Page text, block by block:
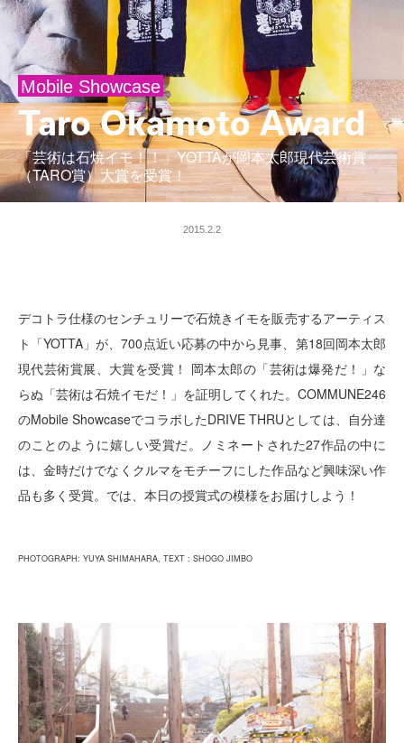
Mobile Showcase
Taro Okamoto Award
「芸術は石焼イモ！！」YOTTAが岡本太郎現代芸術賞
（TARO賞）大賞を受賞！
2015.2.2
デコトラ仕様のセンチュリーで石焼きイモを販売するアーティス
ト「YOTTA」が、700点近い応募の中から見事、第18回岡本太郎
現代芸術賞展、大賞を受賞！ 岡本太郎の「芸術は爆発だ！」な
らぬ「芸術は石焼イモだ！」を証明してくれた。COMMUNE246
のMobile ShowcaseでコラボしたDRIVE THRUとしては、自分達
のことのように嬉しい受賞だ。ノミネートされた27作品の中に
は、金時だけでなくクルマをモチーフにした作品など興味深い作
品も多く受賞。では、本日の授賞式の模様をお届けしよう！
PHOTOGRAPH: YUYA SHIMAHARA, TEXT : SHOGO JIMBO